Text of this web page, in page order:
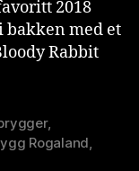
2018
bakken med et
Rabbit
,
Rogaland